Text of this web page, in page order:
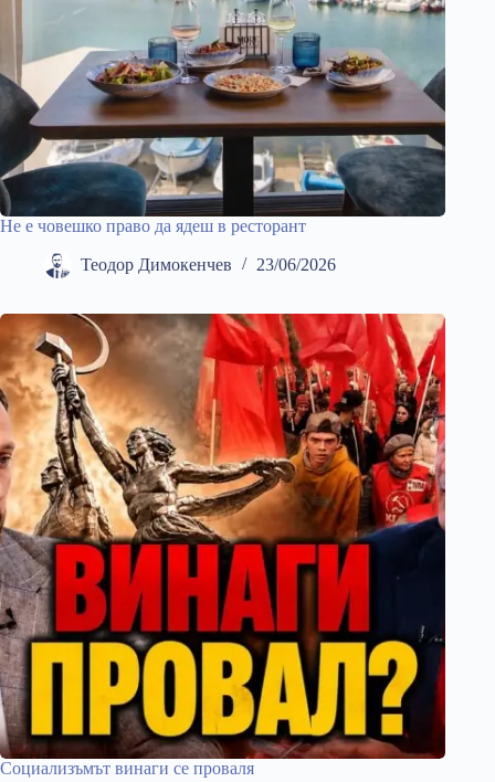
Не е човешко право да ядеш в ресторант
Теодор Димокенчев 23/06/2026
Социализъмът винаги се проваля